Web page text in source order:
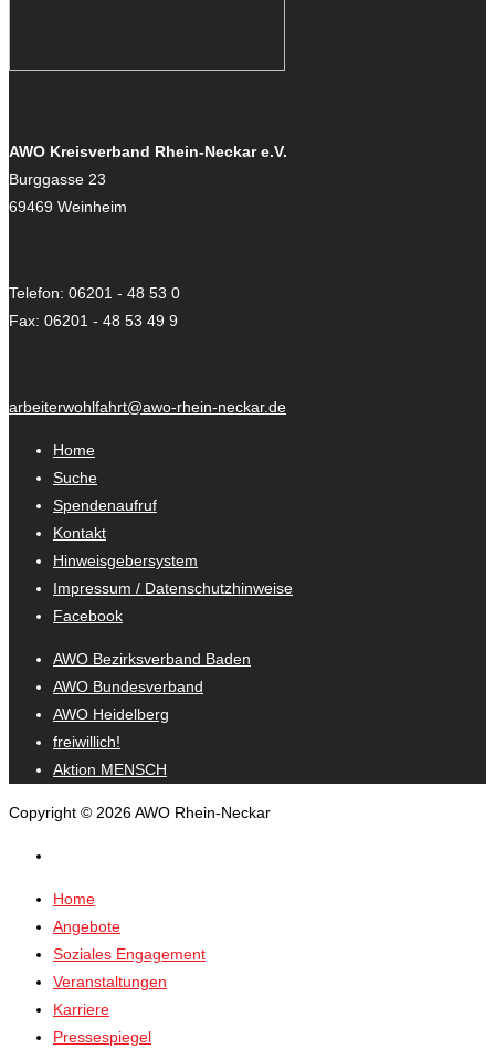
AWO Kreisverband Rhein-Neckar e.V.
Burggasse 23
69469 Weinheim
Telefon: 06201 - 48 53 0
Fax: 06201 - 48 53 49 9
arbeiterwohlfahrt@awo-rhein-neckar.de
Home
Suche
Spendenaufruf
Kontakt
Hinweisgebersystem
Impressum / Datenschutzhinweise
Facebook
AWO Bezirksverband Baden
AWO Bundesverband
AWO Heidelberg
freiwillich!
Aktion MENSCH
Copyright © 2026 AWO Rhein-Neckar
Home
Angebote
Soziales Engagement
Veranstaltungen
Karriere
Pressespiegel